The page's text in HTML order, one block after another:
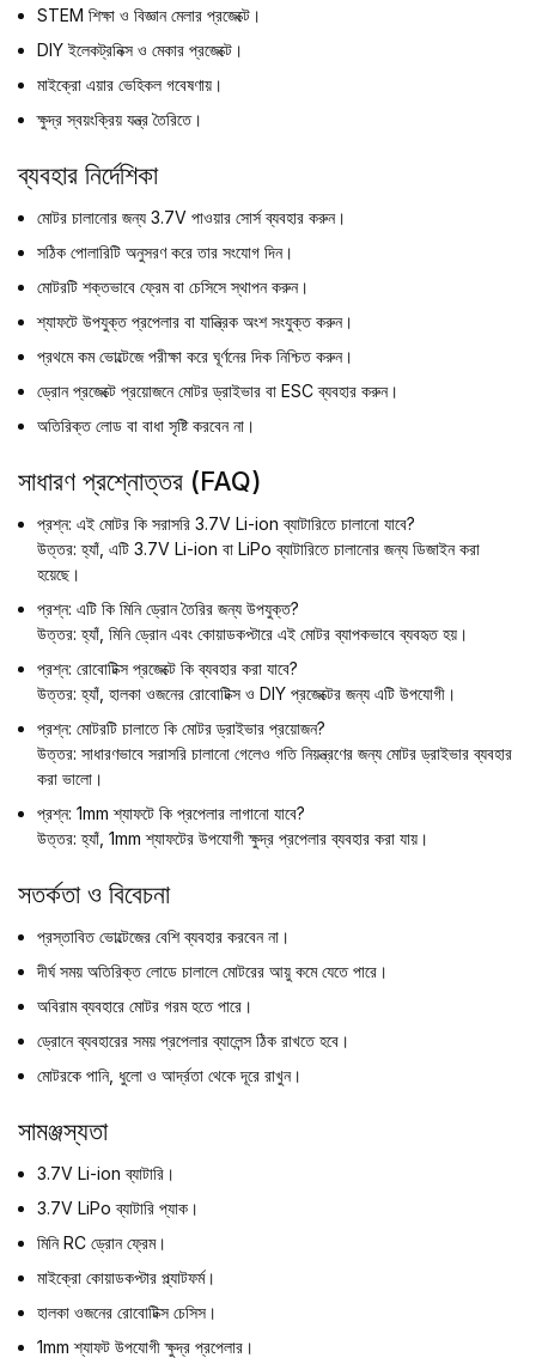
STEM শিক্ষা ও বিজ্ঞান মেলার প্রজেক্টে।
DIY ইলেকট্রনিক্স ও মেকার প্রজেক্টে।
মাইক্রো এয়ার ভেহিকল গবেষণায়।
ক্ষুদ্র স্বয়ংক্রিয় যন্ত্র তৈরিতে।
ব্যবহার নির্দেশিকা
মোটর চালানোর জন্য 3.7V পাওয়ার সোর্স ব্যবহার করুন।
সঠিক পোলারিটি অনুসরণ করে তার সংযোগ দিন।
মোটরটি শক্তভাবে ফ্রেম বা চেসিসে স্থাপন করুন।
শ্যাফটে উপযুক্ত প্রপেলার বা যান্ত্রিক অংশ সংযুক্ত করুন।
প্রথমে কম ভোল্টেজে পরীক্ষা করে ঘূর্ণনের দিক নিশ্চিত করুন।
ড্রোন প্রজেক্টে প্রয়োজনে মোটর ড্রাইভার বা ESC ব্যবহার করুন।
অতিরিক্ত লোড বা বাধা সৃষ্টি করবেন না।
সাধারণ প্রশ্নোত্তর (FAQ)
প্রশ্ন: এই মোটর কি সরাসরি 3.7V Li-ion ব্যাটারিতে চালানো যাবে?
উত্তর: হ্যাঁ, এটি 3.7V Li-ion বা LiPo ব্যাটারিতে চালানোর জন্য ডিজাইন করা
হয়েছে।
প্রশ্ন: এটি কি মিনি ড্রোন তৈরির জন্য উপযুক্ত?
উত্তর: হ্যাঁ, মিনি ড্রোন এবং কোয়াডকপ্টারে এই মোটর ব্যাপকভাবে ব্যবহৃত হয়।
প্রশ্ন: রোবোটিক্স প্রজেক্টে কি ব্যবহার করা যাবে?
উত্তর: হ্যাঁ, হালকা ওজনের রোবোটিক্স ও DIY প্রজেক্টের জন্য এটি উপযোগী।
প্রশ্ন: মোটরটি চালাতে কি মোটর ড্রাইভার প্রয়োজন?
উত্তর: সাধারণভাবে সরাসরি চালানো গেলেও গতি নিয়ন্ত্রণের জন্য মোটর ড্রাইভার ব্যবহার
করা ভালো।
প্রশ্ন: 1mm শ্যাফটে কি প্রপেলার লাগানো যাবে?
উত্তর: হ্যাঁ, 1mm শ্যাফটের উপযোগী ক্ষুদ্র প্রপেলার ব্যবহার করা যায়।
সতর্কতা ও বিবেচনা
প্রস্তাবিত ভোল্টেজের বেশি ব্যবহার করবেন না।
দীর্ঘ সময় অতিরিক্ত লোডে চালালে মোটরের আয়ু কমে যেতে পারে।
অবিরাম ব্যবহারে মোটর গরম হতে পারে।
ড্রোনে ব্যবহারের সময় প্রপেলার ব্যালেন্স ঠিক রাখতে হবে।
মোটরকে পানি, ধুলো ও আর্দ্রতা থেকে দূরে রাখুন।
সামঞ্জস্যতা
3.7V Li-ion ব্যাটারি।
3.7V LiPo ব্যাটারি প্যাক।
মিনি RC ড্রোন ফ্রেম।
মাইক্রো কোয়াডকপ্টার প্ল্যাটফর্ম।
হালকা ওজনের রোবোটিক্স চেসিস।
1mm শ্যাফট উপযোগী ক্ষুদ্র প্রপেলার।